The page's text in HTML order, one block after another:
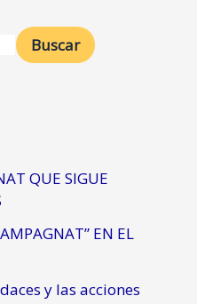
Buscar
QUE SIGUE
EN EL
y las acciones